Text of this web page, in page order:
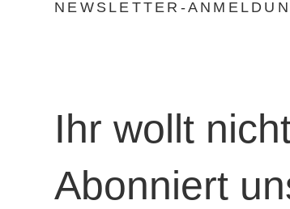
NEWSLETTER-
Ihr wollt
Abonniert